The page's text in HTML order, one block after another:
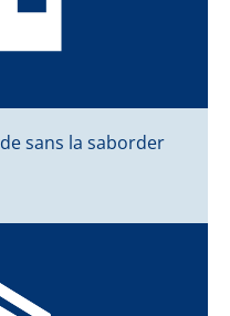
sans la saborder